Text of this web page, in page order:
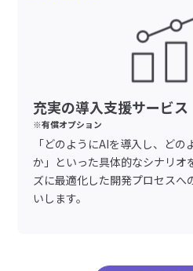
充実の導入支援サービス
※有償オプション
「どのようにAIを導入し、ど
か」といった具体的なシナリオ
ズに最適化した開発プロセスへ
いします。